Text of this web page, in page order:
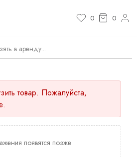
0 0
товар. Пожалуйста,
появятся позже